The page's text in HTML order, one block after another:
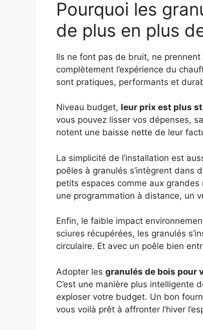
Pourquoi les
de plus en plus
Ils ne font pas de bruit, ne
complètement l’expérience du
sont pratiques, performants et
Niveau budget, leur prix est plus
vous pouvez lisser vos dépenses,
notent une baisse nette de leur
La simplicité de l’installation est
poêles à granulés s’intègrent dans
petits espaces comme aux
une programmation à distance, un
Enfin, le faible impact
sciures récupérées, les granulés
circulaire. Et avec un poêle bien
Adopter les granulés de bois pour
C’est une manière plus intelligente
exploser votre budget. Un bon
vous voilà prêt à affronter l’hiver